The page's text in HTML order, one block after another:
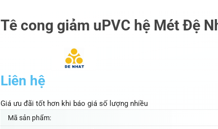
Tê cong giảm uPVC hệ Mét Đệ
Liên hệ
Giá ưu đãi tốt hơn khi báo giá số lượng nhiều
Mã sản phẩm: